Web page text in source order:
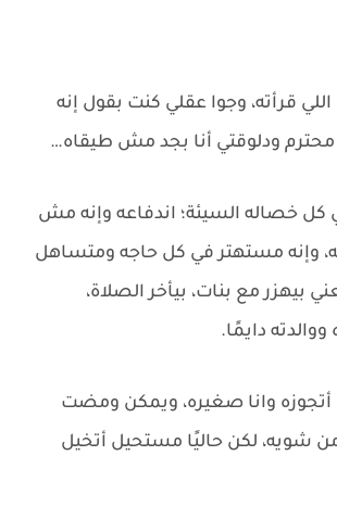
قرأته، وجوا عقلي كنت بقول إنه
ودلوقتي أنا بجد مش طيقاه…
كل خصاله السيئة؛ اندفاعه وإنه مش
وإنه مستهتر في كل حاجه ومتساهل
بيهزر مع بنات، بيأخر الصلاة،
دايمًا.
أتجوزه وانا صغيره، ويمكن ومضت
شويه، لكن حاليًا مستحيل أتخيل